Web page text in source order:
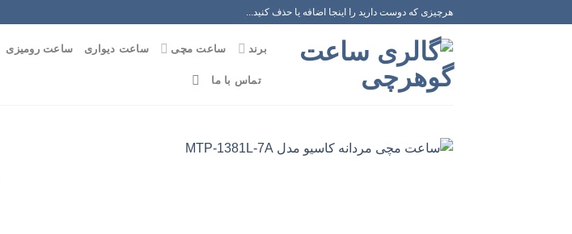
هرچیزی که دوست دارید را اینجا اضافه یا حذف کنید...
برند ساعت مچی ساعت دیواری ساعت رومیزی
تماس با ما